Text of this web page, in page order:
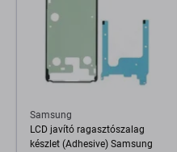
Samsung
LCD javító ragasztószalag
készlet (Adhesive) Samsung